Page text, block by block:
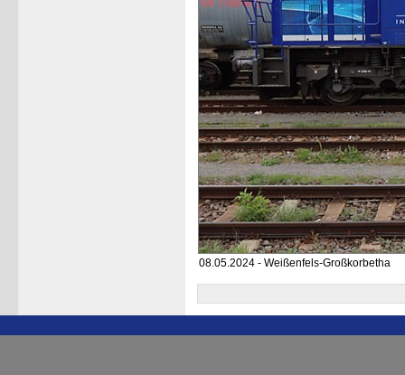
08.05.2024 - Weißenfels-Großkorbetha